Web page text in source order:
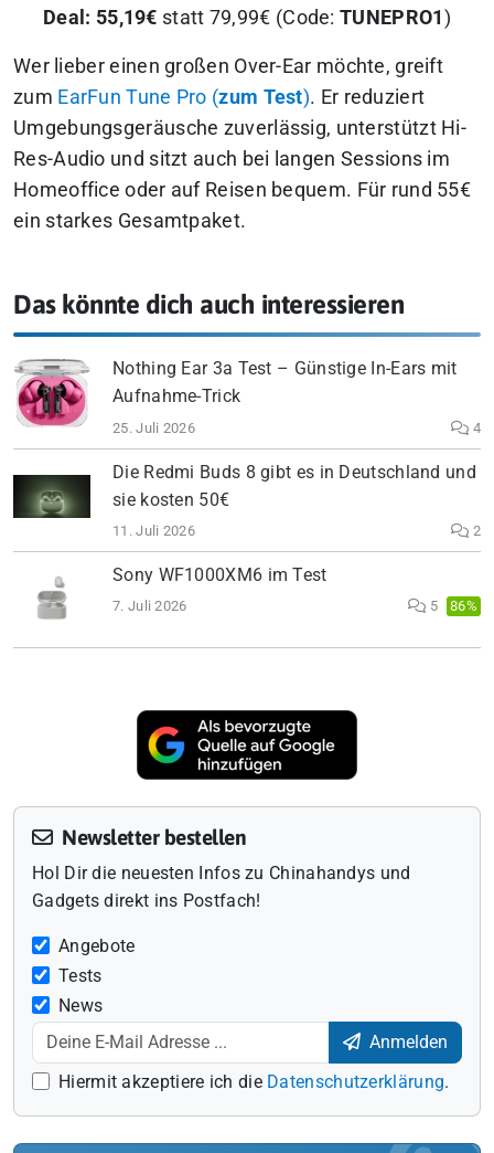
Deal: 55,19€ statt 79,99€ (Code:TUNEPRO1 )
Wer lieber einen großen Over-Ear möchte, greift
zum EarFun Tune Pro (zum Test). Er reduziert
Umgebungsgeräusche zuverlässig, unterstützt Hi-
Res-Audio und sitzt auch bei langen Sessions im
Homeoffice oder auf Reisen bequem. Für rund 55€
ein starkes Gesamtpaket.
Das könnte dich auch interessieren
Nothing Ear 3a Test – Günstige In-Ears mit
Aufnahme-Trick
25. Juli 2026 4
Die Redmi Buds 8 gibt es in Deutschland und
sie kosten 50€
11. Juli 2026 2
Sony WF1000XM6 im Test
7. Juli 2026 5 86%
Newsletter bestellen
Hol Dir die neuesten Infos zu Chinahandys und
Gadgets direkt ins Postfach!
Angebote
Tests
News
Anmelden
Hiermit akzeptiere ich die Datenschutzerklärung.